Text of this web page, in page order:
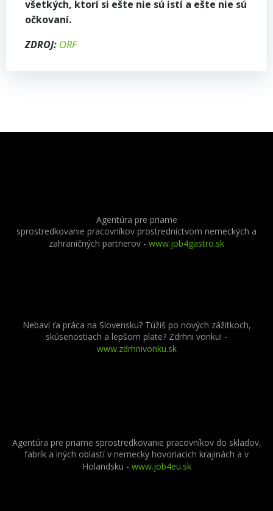
všetkých, ktorí si ešte nie sú istí a ešte nie sú
očkovaní.
ZDROJ: ORF
Agentúra pre priame
sprostredkovanie pracovníkov prostredníctvom nemeckých a
zahraničných partnerov - www.job4gastro.sk
Nebaví ťa práca na Slovensku? Túžiš po nových zážitkoch,
skúsenostiach a lepšom plate? Zdrhni vonku! -
www.zdrhnivonku.sk
Agentúra pre priame sprostredkovanie pracovníkov do skladov,
fabrík a iných oblastí v nemecky hovoriacich krajinách a v
Holandsku - www.job4eu.sk